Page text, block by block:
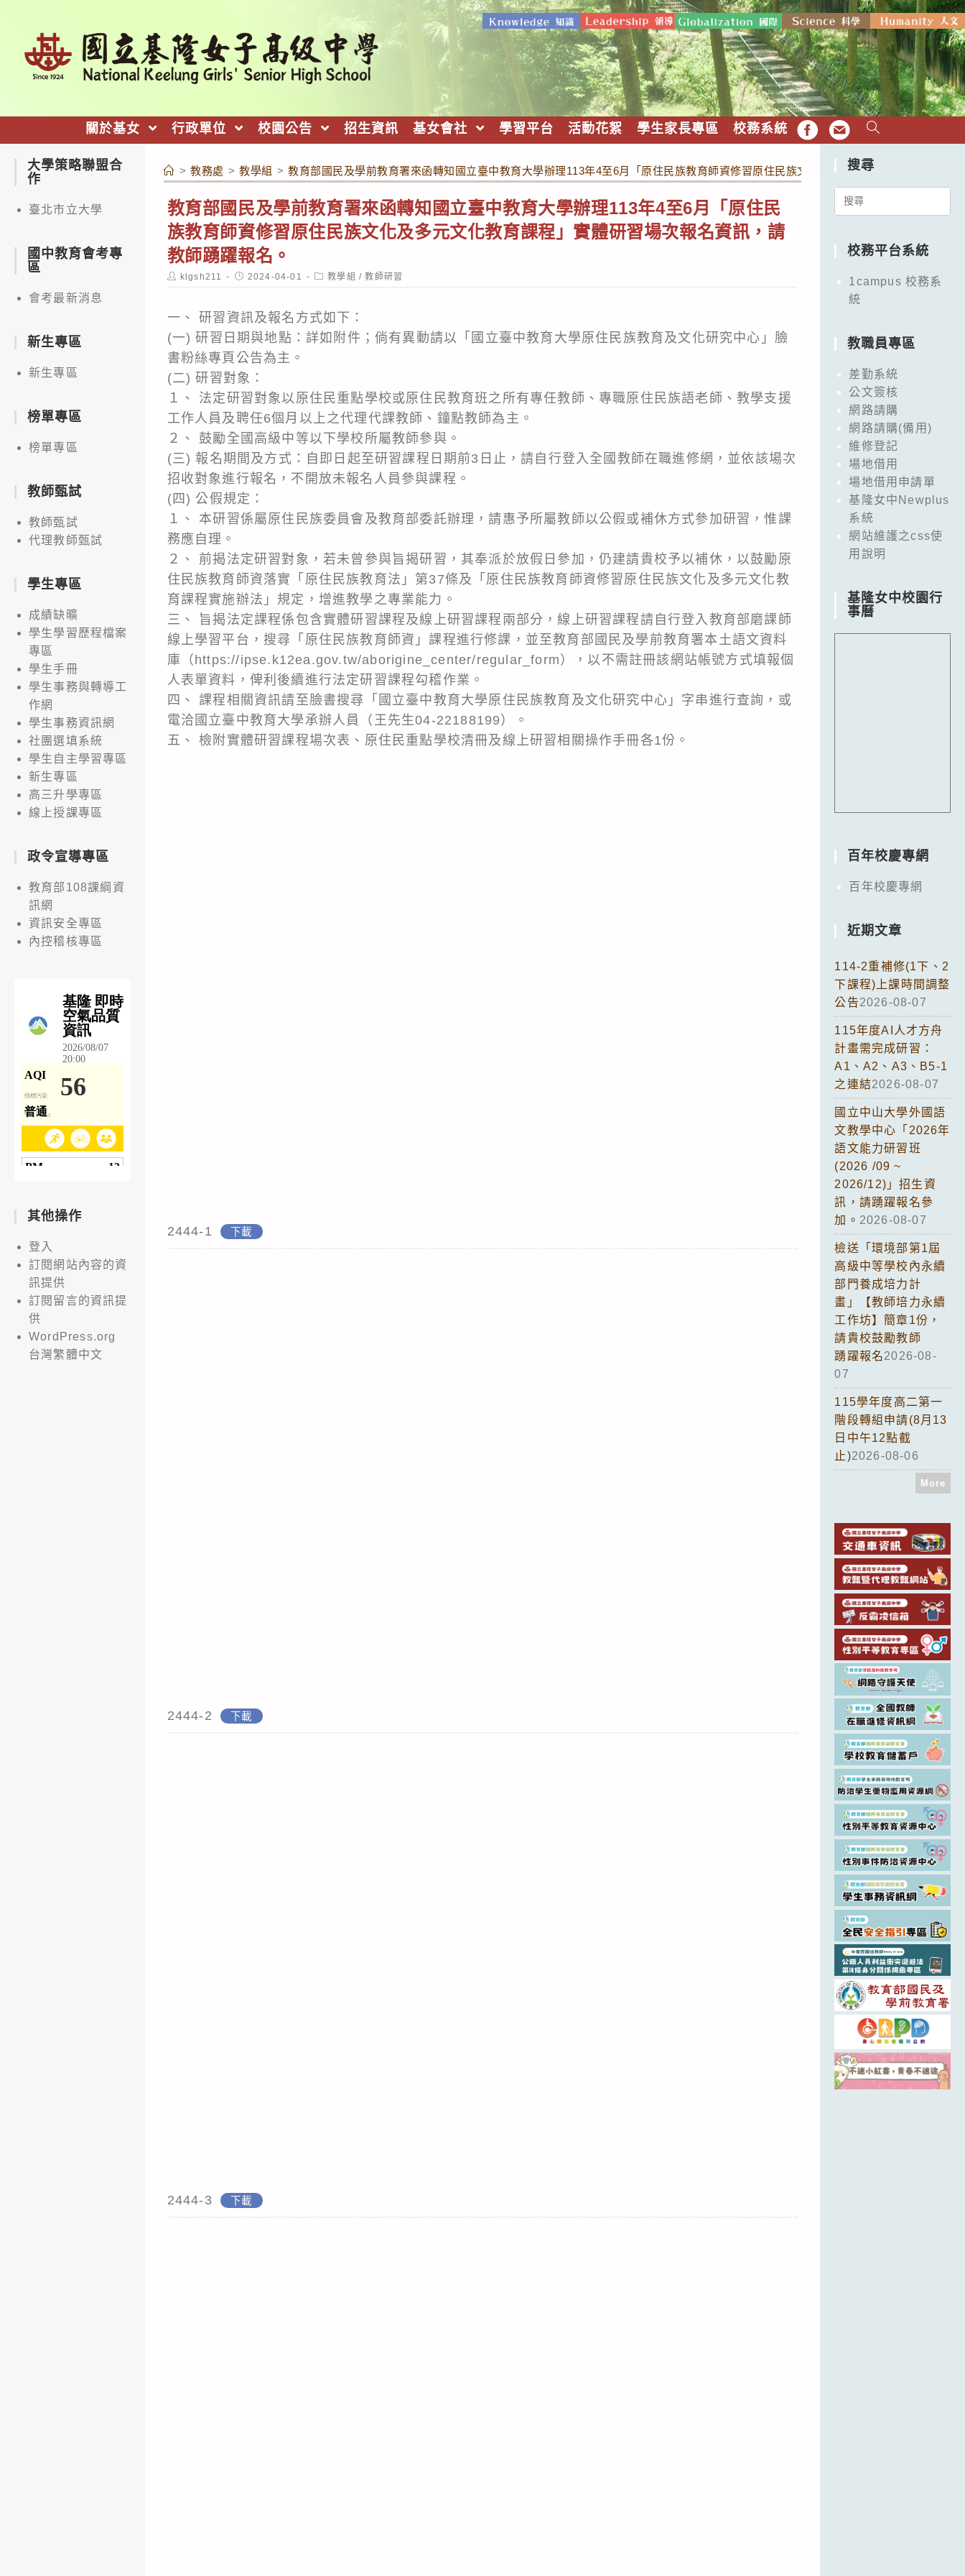
關於基女 行政單位 校園公告 招生資訊 基女會社 學習平台 活動花絮 學生家長專區 校務系統 FB EMAIL
> 教務處 > 教學組 > 教育部國民及學前教育署來函轉知國立臺中教育大學辦理113年4至6月「原住民族教育師資修習原住民族文化及多元文化教育課程」實體
教育部國民及學前教育署來函轉知國立臺中教育大學辦理113年4至6月「原住民
族教育師資修習原住民族文化及多元文化教育課程」實體研習場次報名資訊，請
教師踴躍報名。
Post
author:
klgsh211
Post
published:
2024-04-01
Post
category:
教學組 / 教師研習
一、 研習資訊及報名方式如下：
(一) 研習日期與地點：詳如附件；倘有異動請以「國立臺中教育大學原住民族教育及文化研究中心」臉
書粉絲專頁公告為主。
(二) 研習對象：
１、 法定研習對象以原住民重點學校或原住民教育班之所有專任教師、專職原住民族語老師、教學支援
工作人員及聘任6個月以上之代理代課教師、鐘點教師為主。
２、 鼓勵全國高級中等以下學校所屬教師參與。
(三) 報名期間及方式：自即日起至研習課程日期前3日止，請自行登入全國教師在職進修網，並依該場次
招收對象進行報名，不開放未報名人員參與課程。
(四) 公假規定：
１、 本研習係屬原住民族委員會及教育部委託辦理，請惠予所屬教師以公假或補休方式參加研習，惟課
務應自理。
２、 前揭法定研習對象，若未曾參與旨揭研習，其奉派於放假日參加，仍建請貴校予以補休，以鼓勵原
住民族教育師資落實「原住民族教育法」第37條及「原住民族教育師資修習原住民族文化及多元文化教
育課程實施辦法」規定，增進教學之專業能力。
三、 旨揭法定課程係包含實體研習課程及線上研習課程兩部分，線上研習課程請自行登入教育部磨課師
線上學習平台，搜尋「原住民族教育師資」課程進行修課，並至教育部國民及學前教育署本土語文資料
庫（https://ipse.k12ea.gov.tw/aborigine_center/regular_form），以不需註冊該網站帳號方式填報個
人表單資料，俾利後續進行法定研習課程勾稽作業。
四、 課程相關資訊請至臉書搜尋「國立臺中教育大學原住民族教育及文化研究中心」字串進行查詢，或
電洽國立臺中教育大學承辦人員（王先生04-22188199）。
五、 檢附實體研習課程場次表、原住民重點學校清冊及線上研習相關操作手冊各1份。
2444-1 下載
2444-2 下載
2444-3 下載
大學策略聯盟合
作
臺北市立大學
國中教育會考專
區
會考最新消息
新生專區
新生專區
榜單專區
榜單專區
教師甄試
教師甄試
代理教師甄試
學生專區
成績缺曠
學生學習歷程檔案
專區
學生手冊
學生事務與轉導工
作網
學生事務資訊網
社團選填系統
學生自主學習專區
新生專區
高三升學專區
線上授課專區
政令宣導專區
教育部108課綱資
訊網
資訊安全專區
內控稽核專區
其他操作
登入
訂閱網站內容的資
訊提供
訂閱留言的資訊提
供
WordPress.org
台灣繁體中文
搜尋
Search
校務平台系統
1campus 校務系
統
教職員專區
差勤系統
公文簽核
網路請購
網路請購(備用)
維修登記
場地借用
場地借用申請單
基隆女中Newplus
系統
網站維護之css使
用說明
基隆女中校園行
事曆
百年校慶專網
百年校慶專網
近期文章
114-2重補修(1下、2
下課程)上課時間調整
公告2026-08-07
115年度AI人才方舟
計畫需完成研習：
A1、A2、A3、B5-1
之連結2026-08-07
國立中山大學外國語
文教學中心「2026年
語文能力研習班
(2026 /09 ~
2026/12)」招生資
訊，請踴躍報名參
加。 2026-08-07
檢送「環境部第1屆
高級中等學校內永續
部門養成培力計
畫」【教師培力永續
工作坊】簡章1份，
請貴校鼓勵教師
踴躍報名2026-08-
07
115學年度高二第一
階段轉組申請(8月13
日中午12點截
止)2026-08-06
More